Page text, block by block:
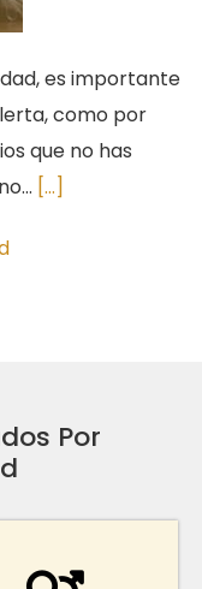
es importante
como por
que no has
[...]
Por